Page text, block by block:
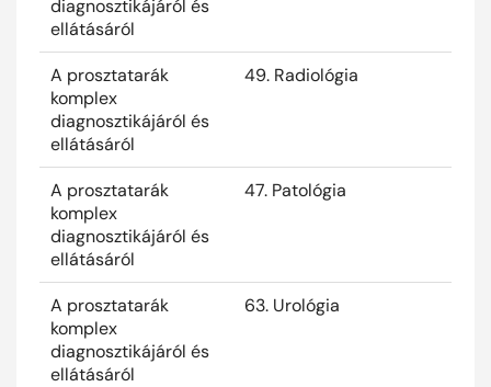
diagnosztikájáról és
ellátásáról
A prosztatarák
komplex
diagnosztikájáról és
ellátásáról
49. Radiológia
A prosztatarák
komplex
diagnosztikájáról és
ellátásáról
47. Patológia
A prosztatarák
komplex
diagnosztikájáról és
ellátásáról
63. Urológia